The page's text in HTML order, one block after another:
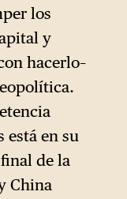
los
y
hacerlo–
está en su
de la
China